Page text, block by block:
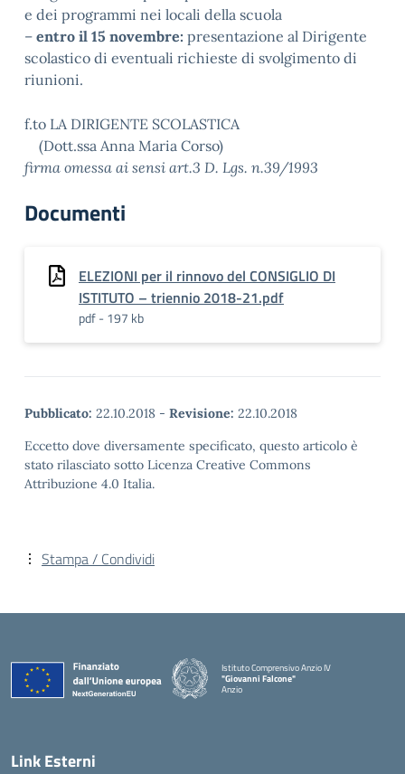
e dei programmi nei locali della scuola
– entro il 15 novembre: presentazione al Dirigente
scolastico di eventuali richieste di svolgimento di
riunioni.
f.to LA DIRIGENTE SCOLASTICA
(Dott.ssa Anna Maria Corso)
firma omessa ai sensi art.3 D. Lgs. n.39/1993
Documenti
ELEZIONI per il rinnovo del CONSIGLIO DI
ISTITUTO – triennio 2018-21.pdf
pdf - 197 kb
Pubblicato: 22.10.2018 - Revisione: 22.10.2018
Eccetto dove diversamente specificato, questo articolo è
stato rilasciato sotto Licenza Creative Commons
Attribuzione 4.0 Italia.
Stampa / Condividi
Istituto Comprensivo Anzio IV
"Giovanni Falcone"
Anzio
Link Esterni